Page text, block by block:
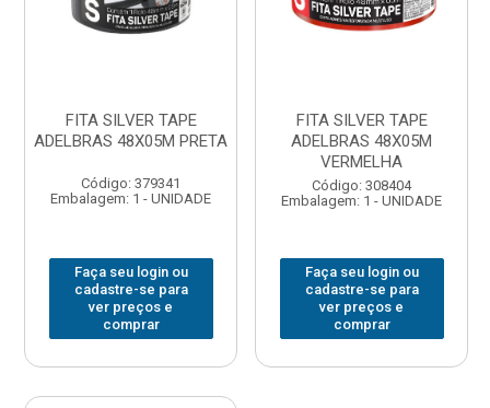
FITA SILVER TAPE
ADELBRAS 48X05M PRETA
Código: 379341
Embalagem: 1 - UNIDADE
Faça seu login ou
cadastre-se para
ver preços e
comprar
FITA SILVER TAPE
ADELBRAS 48X05M
VERMELHA
Código: 308404
Embalagem: 1 - UNIDADE
Faça seu login ou
cadastre-se para
ver preços e
comprar